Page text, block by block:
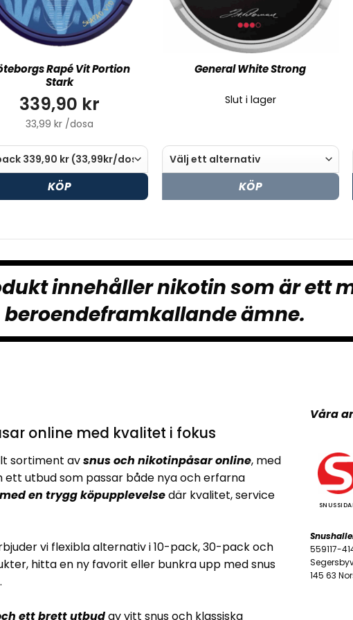
Rapé Vit Portion
Stark
339,90 kr
33,99 kr /dosa
KÖP
General White Strong
Slut i lager
KÖP
innehåller nikotin som är ett
beroendeframkallande ämne.
online med kvalitet i fokus
sortiment avsnus och nikotinpåsar online, med
utbud som passar både nya och erfarna
en trygg köpupplevelsedär kvalitet, service
vi flexibla alternativ i 10-pack, 30-pack och
hitta en ny favorit eller bunkra upp med snus
ett brett utbudav vitt snus och klassiska
Våra
559117-
145 63